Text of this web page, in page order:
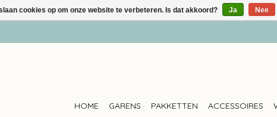
HOME GARENS PAKKETTEN ACCESSOIRES
cookies op om onze website te verbeteren. Is dat akkoord? Ja Nee